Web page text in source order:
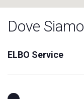
Dove Siamo
ELBO Service